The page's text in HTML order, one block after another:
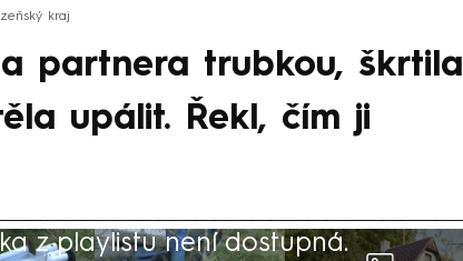
kraj
partnera trubkou, škrtila
upálit. Řekl, čím ji
z playlistu není dostupná.